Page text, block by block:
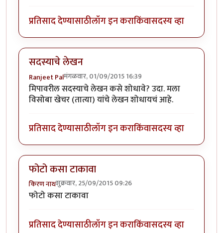
प्रतिसाद देण्यासाठीलॉग इन कराकिंवासदस्य व्हा
सदस्याचे लेखन
Ranjeet Palमंगळवार, 01/09/2015 16:39
मिपावरील सदस्याचे लेखन कसे शोधावे? उदा. मला
विसोबा खेचर (तात्या) यांचे लेखन शोधायचं आहे.
प्रतिसाद देण्यासाठीलॉग इन कराकिंवासदस्य व्हा
फोटो कसा टाकावा
किरण नाथशुक्रवार, 25/09/2015 09:26
फोटो कसा टाकावा
प्रतिसाद देण्यासाठीलॉग इन कराकिंवासदस्य व्हा